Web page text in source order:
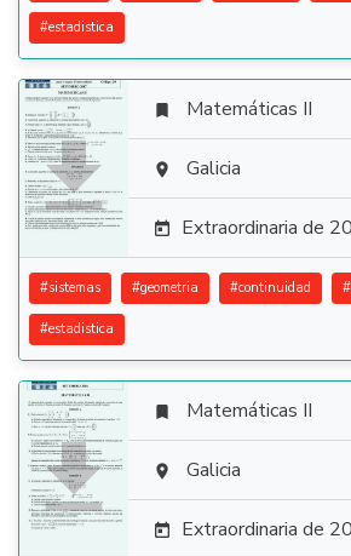
#estadistica

 Matemáticas II
 Galicia
 Extraordinaria de
#sistemas #geometria #continuidad #
#estadistica

 Matemáticas II
 Galicia
 Extraordinaria de